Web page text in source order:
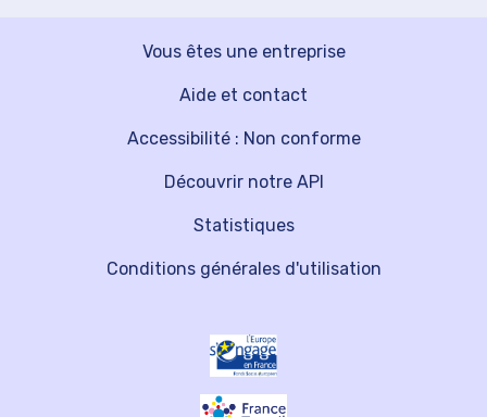
Vous êtes une entreprise
Découvrir notre API
Aide et contact
Statistiques
Accessibilité : Non conforme
Conditions générales d'utilisation